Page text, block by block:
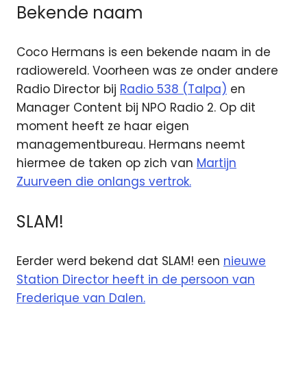
Bekende naam
Coco Hermans is een bekende naam in de
radiowereld. Voorheen was ze onder andere
Radio Director bij Radio 538 (Talpa) en
Manager Content bij NPO Radio 2. Op dit
moment heeft ze haar eigen
managementbureau. Hermans neemt
hiermee de taken op zich van Martijn
Zuurveen die onlangs vertrok.
SLAM!
Eerder werd bekend dat SLAM! een nieuwe
Station Director heeft in de persoon van
Frederique van Dalen.